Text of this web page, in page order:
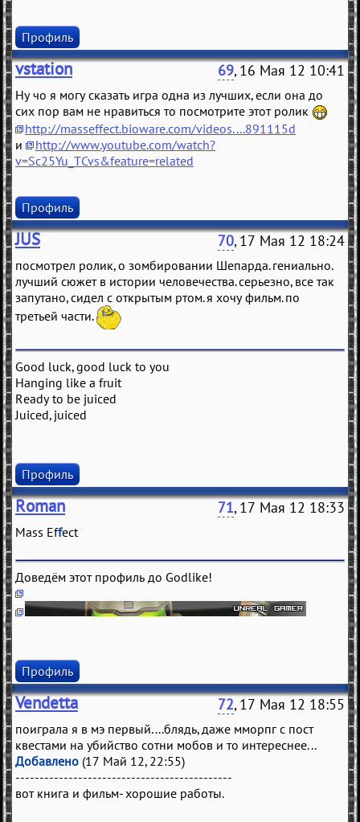
Профиль
vstation 69, 16 Мая 12 10:41
Ну чо я могу сказать игра одна из лучших, если она до
сих пор вам не нравиться то посмотрите этот ролик
http://masseffect.bioware.com/videos....891115d
и
http://www.youtube.com/watch?
v=Sc25Yu_TCvs&feature=related
Профиль
JUS 70, 17 Мая 12 18:24
посмотрел ролик, о зомбировании Шепарда. гениально.
лучший сюжет в истории человечества. серьезно, все так
запутано, сидел с открытым ртом. я хочу фильм. по
третьей части.
Good luck, good luck to you
Hanging like a fruit
Ready to be juiced
Juiced, juiced
Профиль
Roman 71, 17 Мая 12 18:33
Mass Effect
Доведём этот профиль до Godlike!
Профиль
Vendetta 72, 17 Мая 12 18:55
поиграла я в мэ первый....блядь, даже мморпг с пост
квестами на убийство сотни мобов и то интереснее...
Добавлено (17 Май 12, 22:55)
---------------------------------------------
вот книга и фильм- хорошие работы.